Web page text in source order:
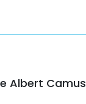
Albert Camus